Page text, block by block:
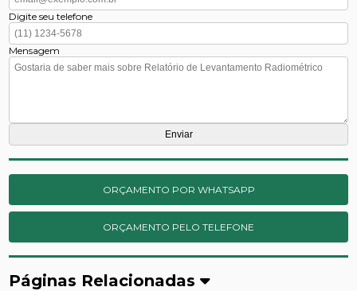
Digite seu telefone
Mensagem
ORÇAMENTO POR WHATSAPP
ORÇAMENTO PELO TELEFONE
Páginas Relacionadas